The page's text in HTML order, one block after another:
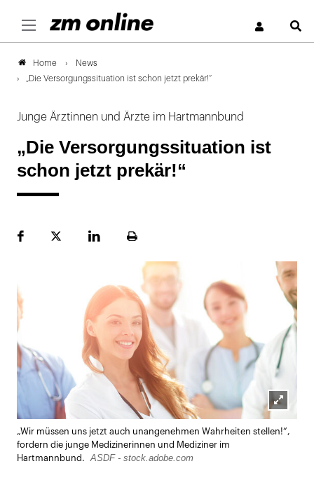
Home
News
„Die Versorgungssituation ist schon jetzt prekär!“
Junge Ärztinnen und Ärzte im Hartmannbund
„Die Versorgungssituation ist
schon jetzt prekär!“
FacebookPlattformLinekdInSeite
Lightbox
öffnen
„Wir müssen uns jetzt auch unangenehmen Wahrheiten stellen!“,
fordern die junge Medizinerinnen und Mediziner im
Hartmannbund.
ASDF - stock.adobe.com